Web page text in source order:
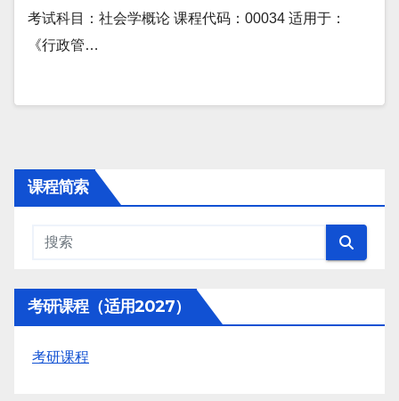
考试科目：社会学概论 课程代码：00034 适用于：
《行政管…
课程简索
考研课程（适用2027）
考研课程